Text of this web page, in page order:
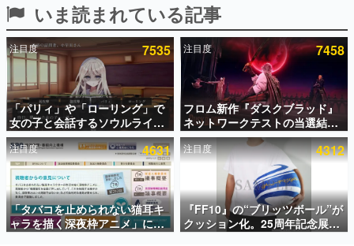
ピックアップ
電ファミのいま読まれている記事ランキング
アプリセール情報
インタビュー
連載・特集一覧
殿堂入り記事
SNS拡散数が数千以上！ ページビュー数万以上！ などな
ど。多くの人々に読まれた、電ファミ渾身の“殿堂入り”記
事をまとめました。
いま読まれている記事
注目度 7535
「パリィ」や「ローリング」で
女の子と会話するソウルライク
恋愛ゲーム『小早川さんはソウ
ルライク』無料公開。返事に失
敗すると「YOU DIED」
注目度 7458
フロム新作『ダスクブラッド』
ネットワークテストの当選結果
が8月7日22時に発表。応募サイ
トのマイページから確認可能、
テスト実施は8月21日～24日
注目度 4631
「タバコを止められない猫耳キ
ャラを描く深夜枠アニメ」に視
聴者の一部から批判意見。違法
注目度 4312
『FF10』の“ブリッツボール”が
クッション化。25周年記念展
「FINAL FANTASY X